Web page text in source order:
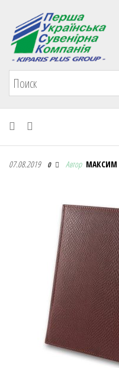
Первая Украинская
Первая Украинская
07.08.2019 0 Автор МАКСИМ